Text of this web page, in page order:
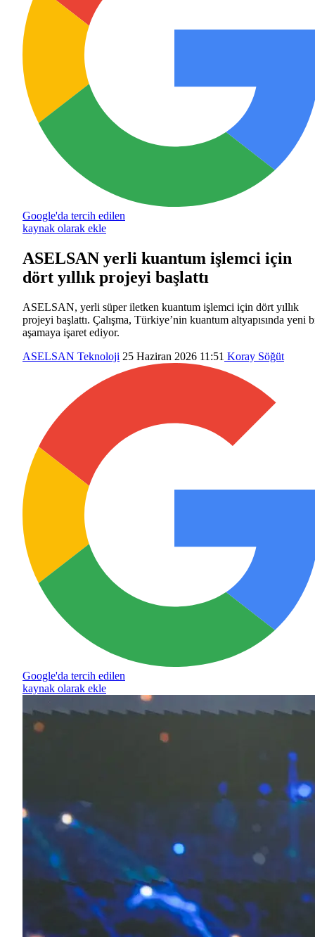
Google'da tercih edilen
kaynak olarak ekle
ASELSAN yerli kuantum işlemci için
dört yıllık projeyi başlattı
ASELSAN, yerli süper iletken kuantum işlemci için dört yıllık
projeyi başlattı. Çalışma, Türkiye’nin kuantum altyapısında yeni
aşamaya işaret ediyor.
ASELSAN Teknoloji 25 Haziran 2026 11:51 Koray Söğüt
Google'da tercih edilen
kaynak olarak ekle